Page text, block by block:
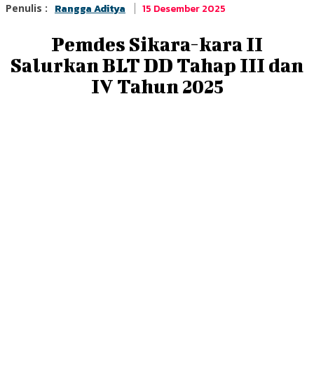
Penulis : Rangga Aditya 15 Desember 2025
Pemdes Sikara-kara II
Salurkan BLT DD Tahap III dan
IV Tahun 2025